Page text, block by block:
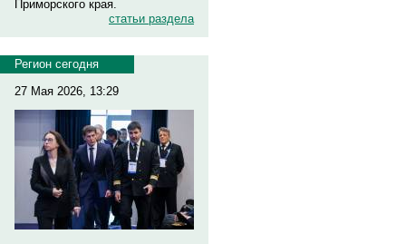
Приморского края.
статьи раздела
Регион сегодня
27 Мая 2026, 13:29